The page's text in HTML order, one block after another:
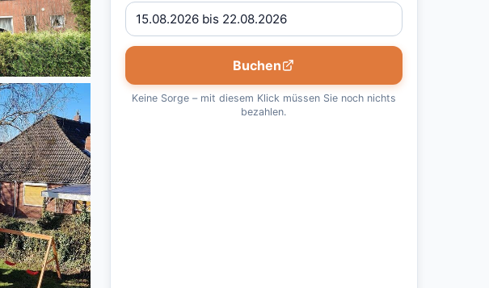
Buchen
Keine Sorge – mit diesem Klick müssen Sie noch nichts
bezahlen.